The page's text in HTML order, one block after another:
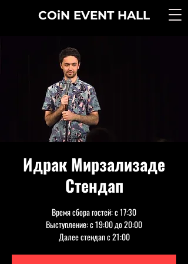
COiN EVENT HALL
Идрак Мирзализаде
Стендап
Время сбора гостей: с 17:30
Выступление: с 19:00 до 20:00
Далее стендап с 21:00